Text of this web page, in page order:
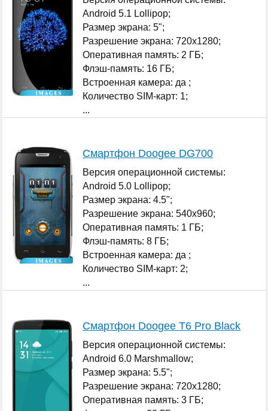
Android 5.1 Lollipop;
Размер экрана: 5";
Разрешение экрана: 720x1280;
Оперативная память: 2 ГБ;
Флэш-память: 16 ГБ;
Встроенная камера: да ;
Количество SIM-карт: 1;
...
Смартфон Doogee DG700
Версия операционной системы:
Android 5.0 Lollipop;
Размер экрана: 4.5";
Разрешение экрана: 540x960;
Оперативная память: 1 ГБ;
Флэш-память: 8 ГБ;
Встроенная камера: да ;
Количество SIM-карт: 2;
...
Смартфон Doogee T6 Pro Black
Версия операционной системы:
Android 6.0 Marshmallow;
Размер экрана: 5.5";
Разрешение экрана: 720x1280;
Оперативная память: 3 ГБ;